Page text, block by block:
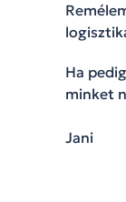
Ha
minket
Jani